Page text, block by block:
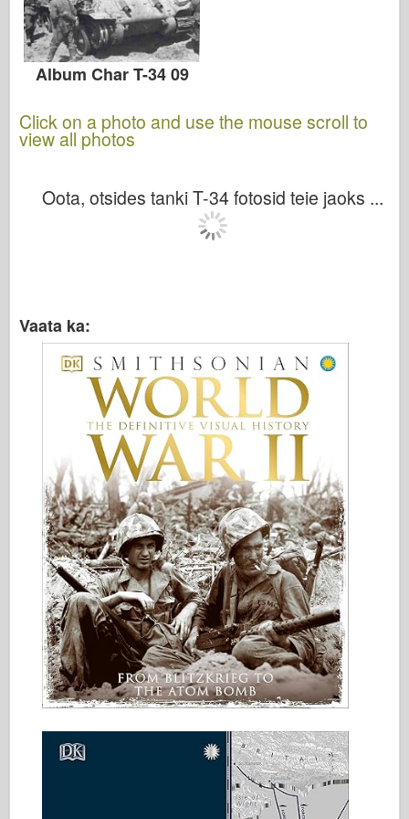
Album Char T-34 09
Click on a photo and use the mouse scroll to
view all photos
Oota, otsides tanki T-34 fotosid teie jaoks ...
Vaata ka: